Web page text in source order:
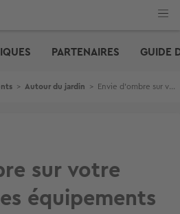
PARTENAIRES GUIDE
> Autour du jardin > Envie d’ombre sur votre terrasse ? Ces équipements remplacent avantageusement le parasol
sur votre
équipements